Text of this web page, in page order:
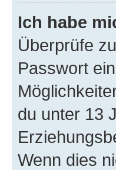
Ich habe
Überprüfe
Passwort
du unter 13
Wenn dies